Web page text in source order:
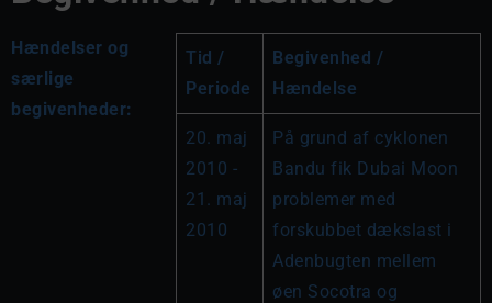
Hændelser og
særlige
begivenheder:
Tid /
Periode
Begivenhed /
Hændelse
20. maj
2010 -
21. maj
2010
På grund af cyklonen
Bandu fik Dubai Moon
problemer med
forskubbet dækslast i
Adenbugten mellem
øen Socotra og